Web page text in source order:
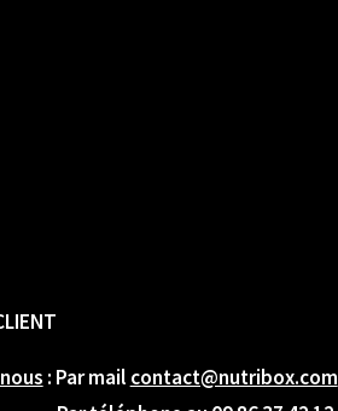
: Par mail contact@nutribox.com